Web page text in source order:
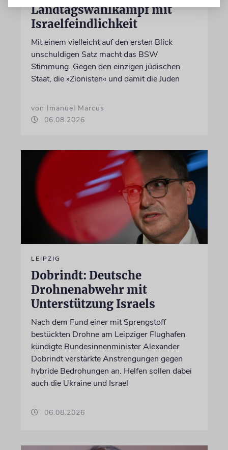
Landtagswahlkampf mit
Israelfeindlichkeit
Mit einem vielleicht auf den ersten Blick
unschuldigen Satz macht das BSW
Stimmung. Gegen den einzigen jüdischen
Staat, die »Zionisten« und damit die Juden
von Imanuel Marcus
06.08.2026
LEIPZIG
Dobrindt: Deutsche
Drohnenabwehr mit
Unterstützung Israels
Nach dem Fund einer mit Sprengstoff
bestückten Drohne am Leipziger Flughafen
kündigte Bundesinnenminister Alexander
Dobrindt verstärkte Anstrengungen gegen
hybride Bedrohungen an. Helfen sollen dabei
auch die Ukraine und Israel
06.08.2026